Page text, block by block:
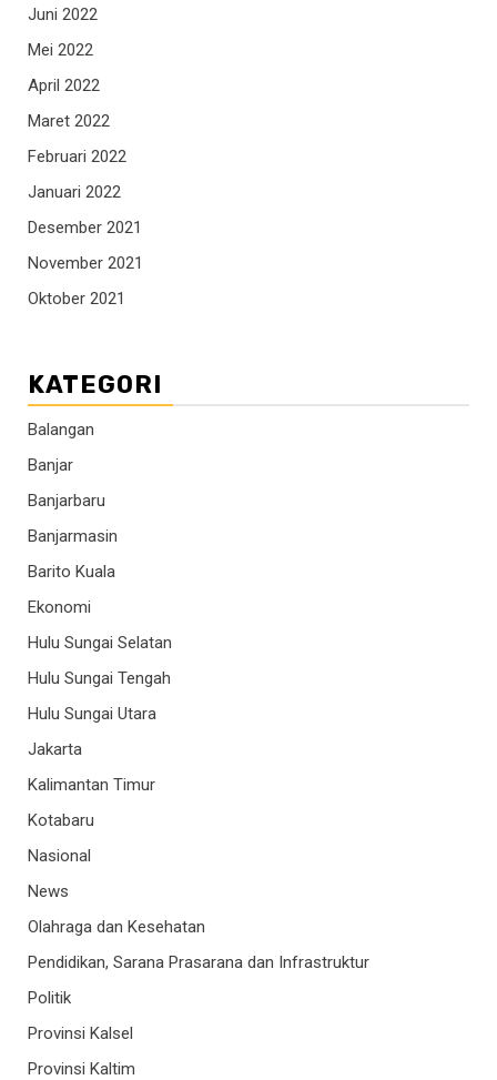
Juni 2022
Mei 2022
April 2022
Maret 2022
Februari 2022
Januari 2022
Desember 2021
November 2021
Oktober 2021
KATEGORI
Balangan
Banjar
Banjarbaru
Banjarmasin
Barito Kuala
Ekonomi
Hulu Sungai Selatan
Hulu Sungai Tengah
Hulu Sungai Utara
Jakarta
Kalimantan Timur
Kotabaru
Nasional
News
Olahraga dan Kesehatan
Pendidikan, Sarana Prasarana dan Infrastruktur
Politik
Provinsi Kalsel
Provinsi Kaltim